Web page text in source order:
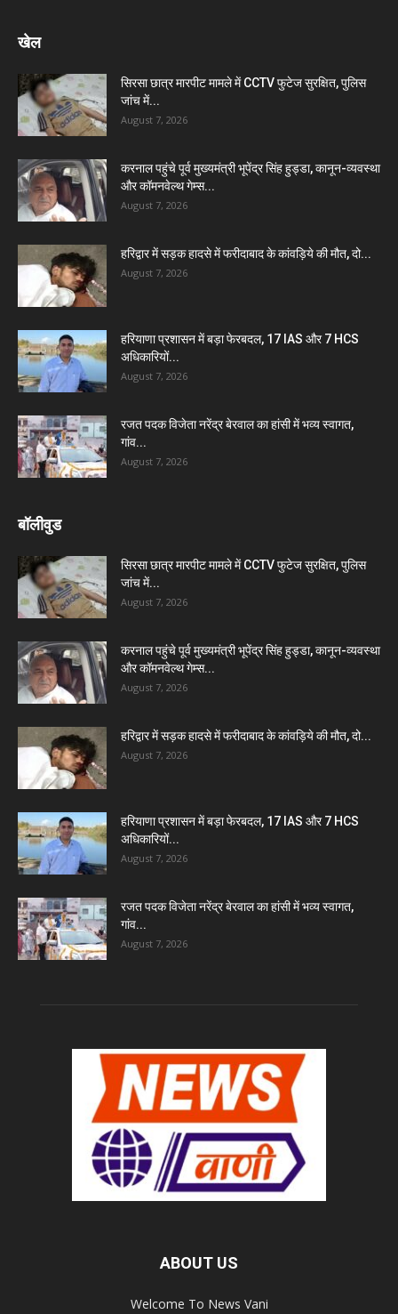
खेल
सिरसा छात्र मारपीट मामले में CCTV फुटेज सुरक्षित, पुलिस
जांच में...
August 7, 2026
करनाल पहुंचे पूर्व मुख्यमंत्री भूपेंद्र सिंह हुड्डा, कानून-व्यवस्था
और कॉमनवेल्थ गेम्स...
August 7, 2026
हरिद्वार में सड़क हादसे में फरीदाबाद के कांवड़िये की मौत, दो...
August 7, 2026
हरियाणा प्रशासन में बड़ा फेरबदल, 17 IAS और 7 HCS
अधिकारियों...
August 7, 2026
रजत पदक विजेता नरेंद्र बेरवाल का हांसी में भव्य स्वागत,
गांव...
August 7, 2026
बॉलीवुड
सिरसा छात्र मारपीट मामले में CCTV फुटेज सुरक्षित, पुलिस
जांच में...
August 7, 2026
करनाल पहुंचे पूर्व मुख्यमंत्री भूपेंद्र सिंह हुड्डा, कानून-व्यवस्था
और कॉमनवेल्थ गेम्स...
August 7, 2026
हरिद्वार में सड़क हादसे में फरीदाबाद के कांवड़िये की मौत, दो...
August 7, 2026
हरियाणा प्रशासन में बड़ा फेरबदल, 17 IAS और 7 HCS
अधिकारियों...
August 7, 2026
रजत पदक विजेता नरेंद्र बेरवाल का हांसी में भव्य स्वागत,
गांव...
August 7, 2026
ABOUT US
Welcome To News Vani